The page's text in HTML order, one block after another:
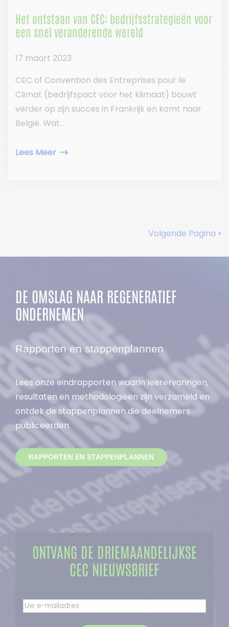
Het ontstaan van CEC: bedrijfsstrategieën voor
een snel veranderende wereld
17 maart 2023
CEC of Convention des Entreprises pour le
Climat (bedrijfspact voor het klimaat) bouwt
verder op zijn succes in Frankrijk en komt naar
België. Wat...
Lees Meer
Volgende Pagina »
DE OMSLAG NAAR REGENERATIEF
ONDERNEMEN
Rapporten en stappenplannen
Lees onze eindrapporten waarin leerervaringen,
resultaten en methodologieën zijn verzameld en
ontdek de stappenplannen die deelnemers
publiceerden.
RAPPORTEN EN STAPPENPLANNEN
ONTVANG DE DRIEMAANDELIJKSE
CEC NIEUWSBRIEF
Uw